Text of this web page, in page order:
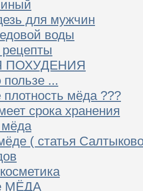
для мужчин
воды
ПОХУДЕНИЯ
...
плотность мёда ???
срока хранения
мёда
( статья
МЁДА